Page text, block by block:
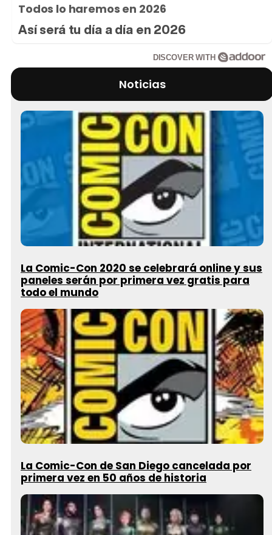
Todos lo haremos en 2026
Así será tu día a día en 2026
DISCOVER WITH
Noticias
La Comic-Con 2020 se celebrará online y sus
paneles serán por primera vez gratis para
todo el mundo
La Comic-Con de San Diego cancelada por
primera vez en 50 años de historia